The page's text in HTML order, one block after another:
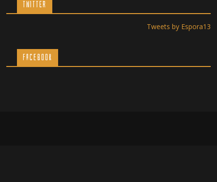
TWITTER
Tweets by Espora13
Facebook